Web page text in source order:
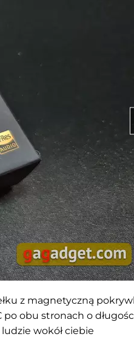
z magnetyczną
obu stronach o
wokół ciebie